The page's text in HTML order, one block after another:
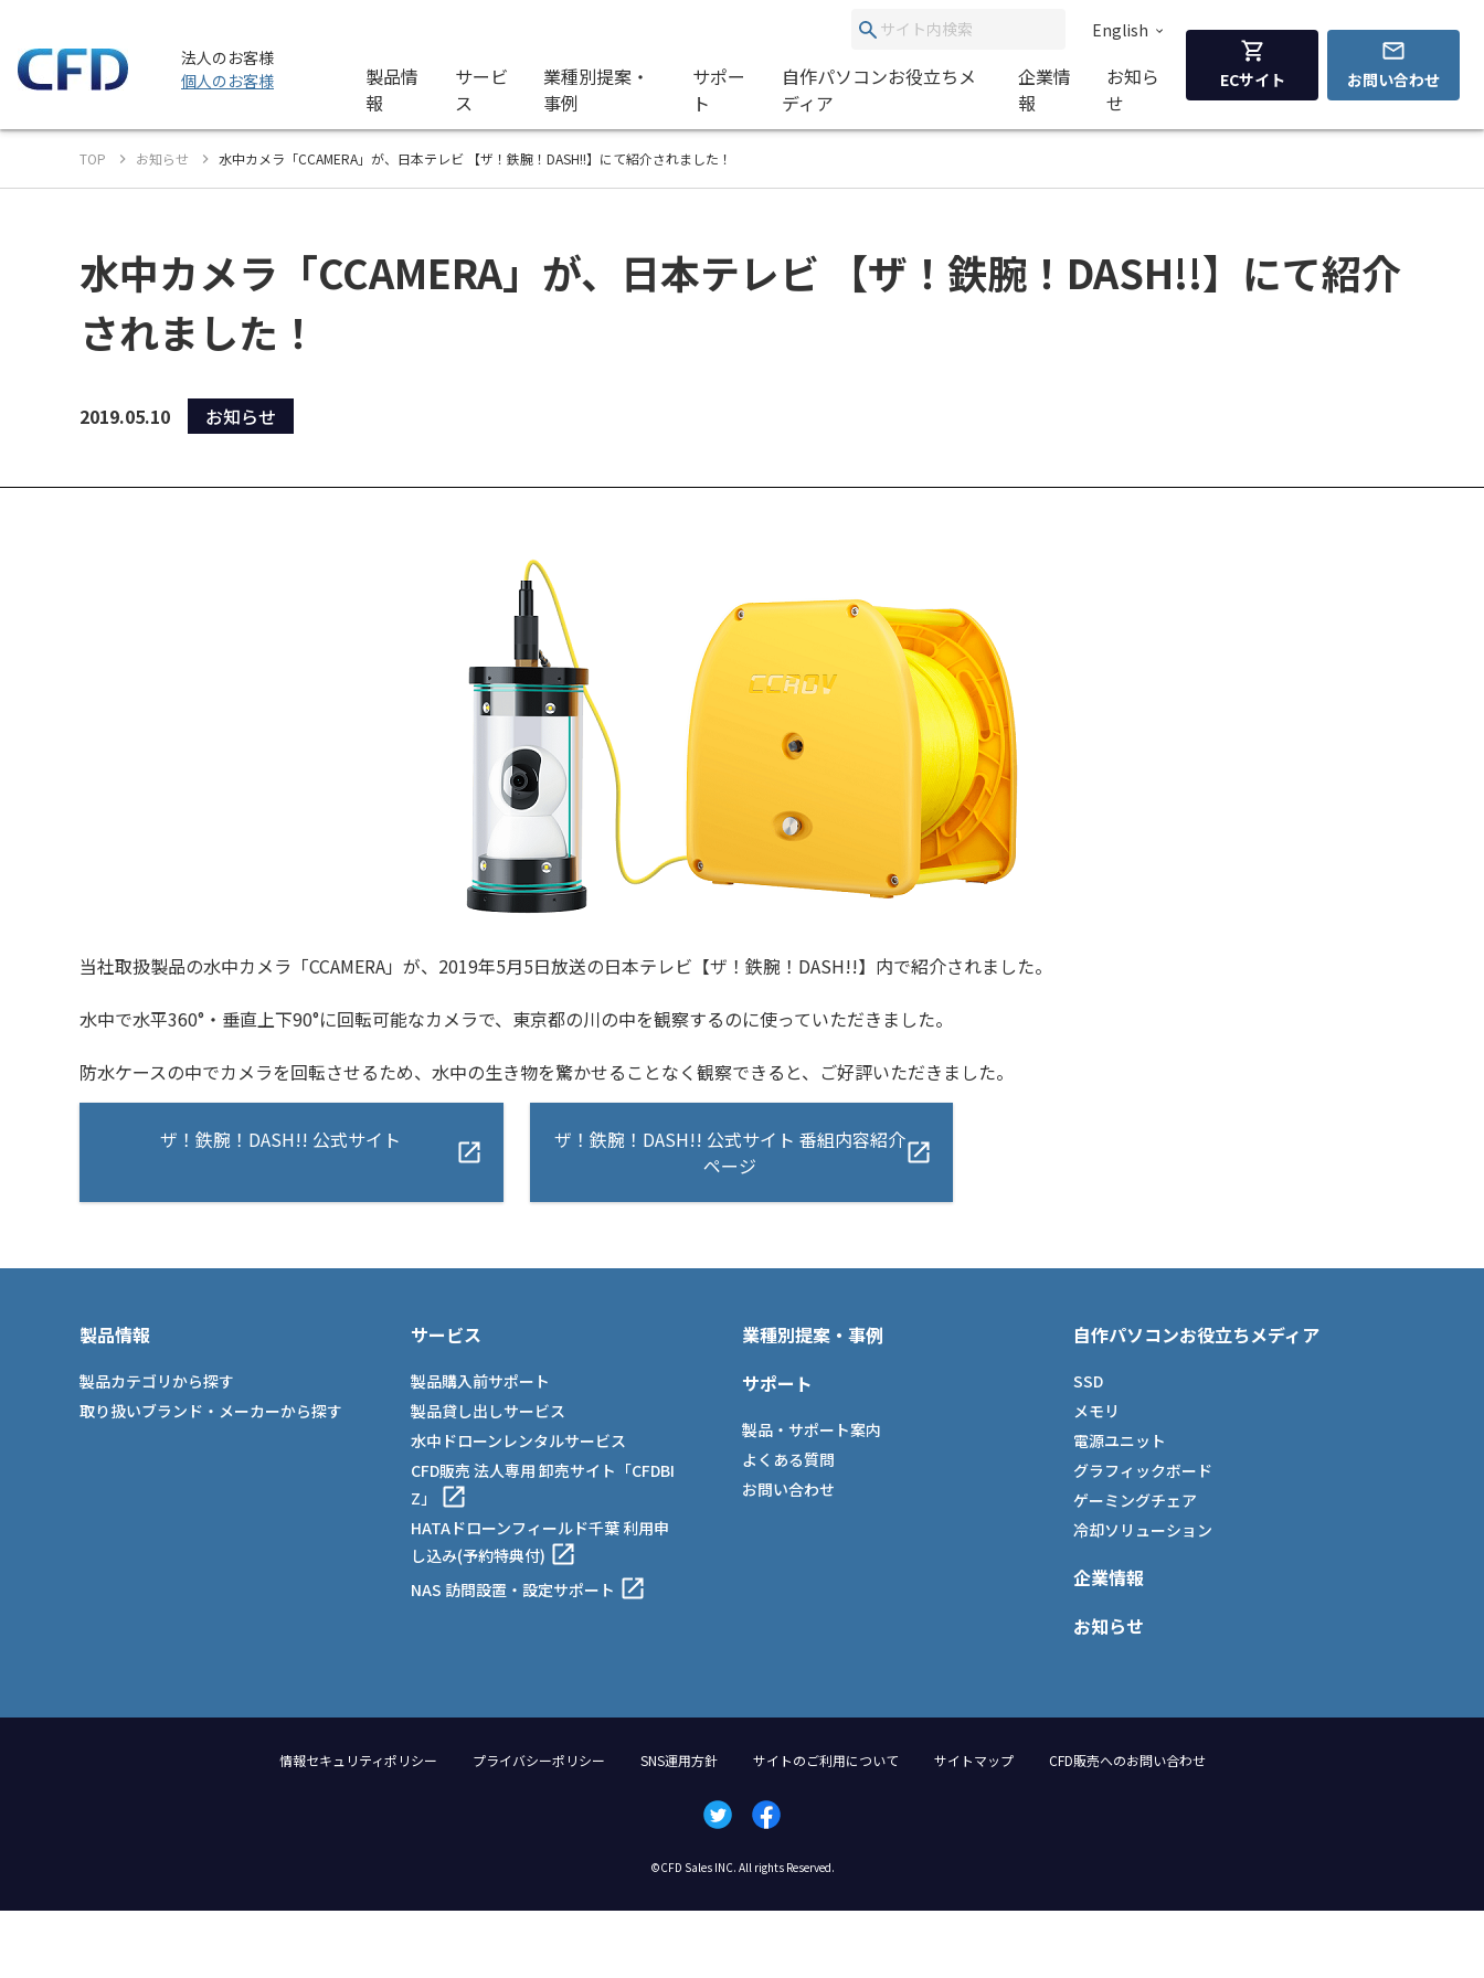
法人のお客様
個人のお客様
English
製品情
報
サービ
ス
業種別提案・
事例
サポー
ト
自作パソコンお役立ちメ
ディア
企業情
報
お知ら
せ
ECサイト お問い合わせ
TOP お知らせ 水中カメラ「CCAMERA」が、日本テレビ 【ザ！鉄腕！DASH!!】にて紹介されました！
水中カメラ「CCAMERA」が、日本テレビ 【ザ！鉄腕！DASH!!】にて紹介
されました！
2019.05.10 お知らせ
当社取扱製品の水中カメラ「CCAMERA」が、2019年5月5日放送の日本テレビ【ザ！鉄腕！DASH!!】内で紹介されました。
水中で水平360°・垂直上下90°に回転可能なカメラで、東京都の川の中を観察するのに使っていただきました。
防水ケースの中でカメラを回転させるため、水中の生き物を驚かせることなく観察できると、ご好評いただきました。
ザ！鉄腕！DASH!! 公式サイト
ザ！鉄腕！DASH!! 公式サイト 番組内容紹介
ページ
製品情報
製品カテゴリから探す
取り扱いブランド・メーカーから探す
サービス
製品購入前サポート
製品貸し出しサービス
水中ドローンレンタルサービス
CFD販売 法人専用 卸売サイト「CFDBI
Z」
HATAドローンフィールド千葉 利用申
し込み(予約特典付)
NAS 訪問設置・設定サポート
業種別提案・事例
サポート
製品・サポート案内
よくある質問
お問い合わせ
自作パソコンお役立ちメディア
SSD
メモリ
電源ユニット
グラフィックボード
ゲーミングチェア
冷却ソリューション
企業情報
お知らせ
情報セキュリティポリシー プライバシーポリシー SNS運用方針 サイトのご利用について サイトマップ CFD販売へのお問い合わせ
©CFD Sales INC. All rights Reserved.